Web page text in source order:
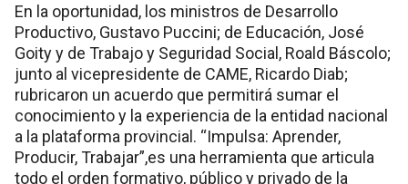
En la oportunidad, los ministros de Desarrollo
Productivo, Gustavo Puccini; de Educación, José
Goity y de Trabajo y Seguridad Social, Roald Báscolo;
junto al vicepresidente de CAME, Ricardo Diab;
rubricaron un acuerdo que permitirá sumar el
conocimiento y la experiencia de la entidad nacional
a la plataforma provincial. “Impulsa: Aprender,
Producir, Trabajar”,es una herramienta que articula
todo el orden formativo, público y privado de la